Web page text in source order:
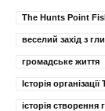
The Hunts Point
веселий захід з
громадське життя
Історія
історія створення